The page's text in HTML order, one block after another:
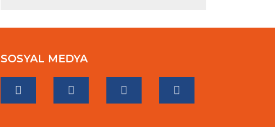
SOSYAL MEDYA